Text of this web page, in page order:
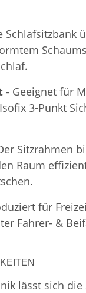
Schlafsitzbank
- Geeignet für
3-Punkt
Sitzrahmen
Raum
für
Fahrer- &
lässt sich